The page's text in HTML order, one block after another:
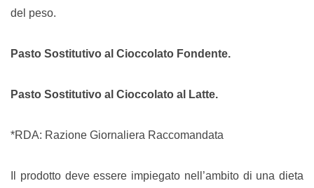
del peso.
Pasto Sostitutivo al Cioccolato Fondente.
Pasto Sostitutivo al Cioccolato al Latte.
*RDA: Razione Giornaliera Raccomandata
Il prodotto deve essere impiegato nell’ambito di una dieta